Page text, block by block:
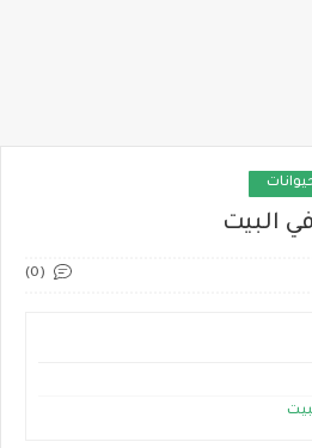
البيت
(0)